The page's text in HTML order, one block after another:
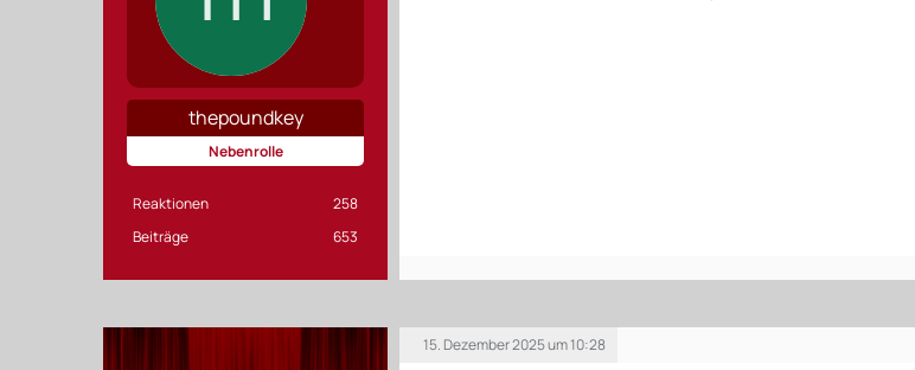
thepoundkey
Nebenrolle
Reaktionen
258
Beiträge
653
15. Dezember 2025 um 10:28